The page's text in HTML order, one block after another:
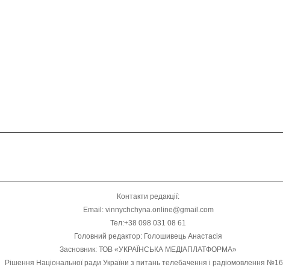
Контакти редакції:
Email: vinnychchyna.online@gmail.com
Тел:+38 098 031 08 61
Головний редактор: Голошивець Анастасія
Засновник: ТОВ «УКРАЇНСЬКА МЕДІАПЛАТФОРМА»
Рішення Національної ради України з питань телебачення і радіомовлення